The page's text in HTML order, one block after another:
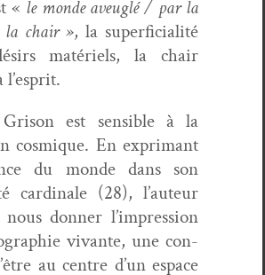
« le monde aveuglé / par la
la chair », la super­fi­cial­ité
matériels, la chair
l’esprit.
est sen­si­ble à la
cos­mique. En exp­ri­mant
du monde dans son
car­di­nale (28), l’auteur
don­ner l’impression
vivante, une con­
au cen­tre d’un espace